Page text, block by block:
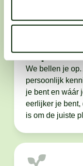
Stap 2:
We bellen je
persoonlijk
je bent en wáár
eerlijker je bent,
is om de juiste